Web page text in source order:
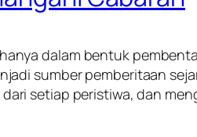
dalam bentuk
sumber pemberitaan
setiap peristiwa, dan